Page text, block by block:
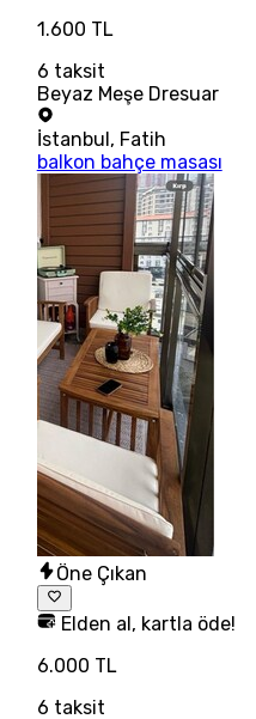
1.600 TL
6 taksit
Beyaz Meşe Dresuar
İstanbul, Fatih
balkon bahçe masası
Öne Çıkan
Elden al, kartla öde!
6.000 TL
6 taksit